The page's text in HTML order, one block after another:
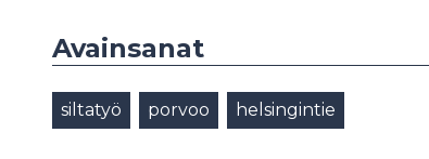
Avainsanat
siltatyö porvoo helsingintie